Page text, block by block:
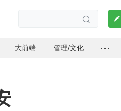
 
大前端 管理/文化